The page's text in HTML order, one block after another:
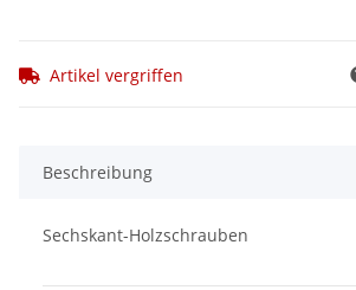
Artikel vergriffen
Beschreibung
Sechskant-Holzschrauben